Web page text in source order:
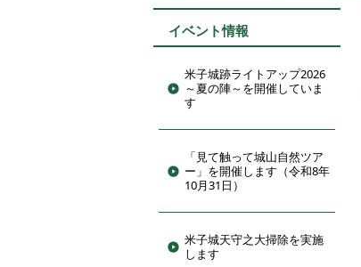
イベント情報
米子城跡ライトアップ2026
～夏の陣～を開催していま
す
「見て触って城山自然ツア
ー」を開催します（令和8年
10月31日）
米子城天守之大掃除を実施
します